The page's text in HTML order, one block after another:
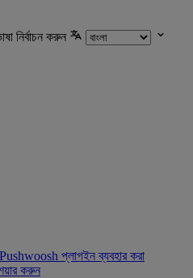
নির্বাচন করুন
প্লাগইন ব্যবহার করা
করুন